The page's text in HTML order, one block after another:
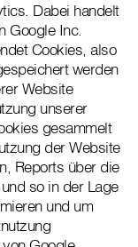
Dabei handelt
Google Inc.
Cookies, also
werden
Website
unserer
gesammelt
der Website
Reports über die
so in der Lage
und um